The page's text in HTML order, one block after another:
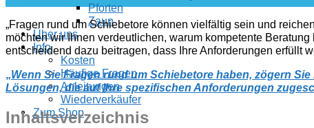
Pforten
Zaun
Über uns
Info
Kosten
Häufige Fragen
Anleitungen
Wiederverkäufer
Zum Shop
„Fragen rund um Schiebetore können vielfältig sein und
möchten wir Ihnen verdeutlichen, warum kompetente
entscheidend dazu beitragen, dass Ihre Anforderungen erfüllt
„Wenn Sie Fragen rund um Schiebetore haben, zögern
Lösungen, die auf Ihre spezifischen Anforderungen
Inhaltsverzeichnis